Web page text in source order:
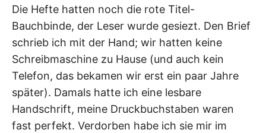
Die Hefte hatten noch die rote Titel-
Bauchbinde, der Leser wurde gesiezt. Den Brief
schrieb ich mit der Hand; wir hatten keine
Schreibmaschine zu Hause (und auch kein
Telefon, das bekamen wir erst ein paar Jahre
später). Damals hatte ich eine lesbare
Handschrift, meine Druckbuchstaben waren
fast perfekt. Verdorben habe ich sie mir im